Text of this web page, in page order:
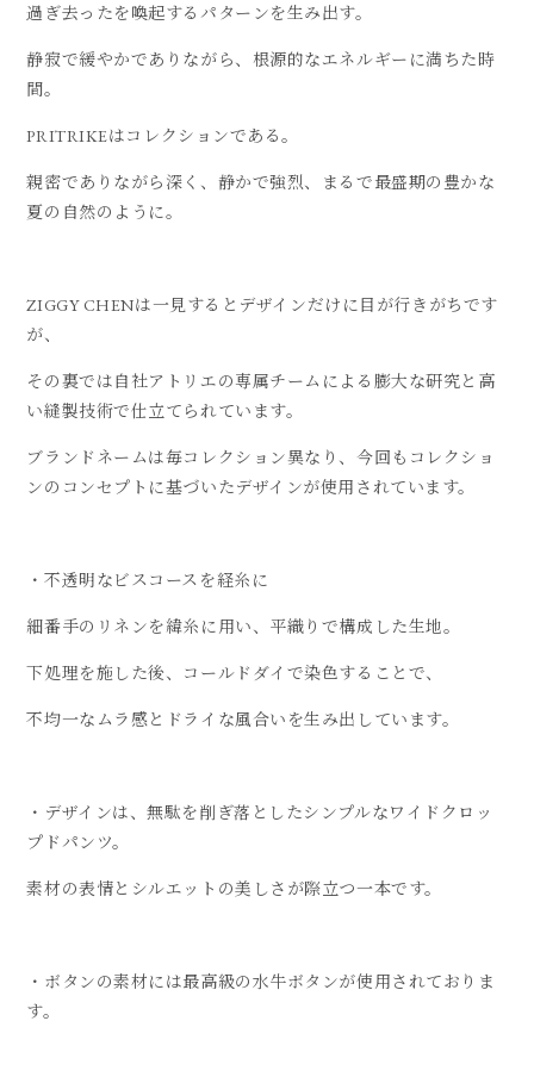
過ぎ去ったを喚起するパターンを生み出す。
静寂で緩やかでありながら、根源的なエネルギーに満ちた時
間。
PRITRIKEはコレクションである。
親密でありながら深く、静かで強烈、まるで最盛期の豊かな
夏の自然のように。
ZIGGY CHENは一見するとデザインだけに目が行きがちです
が、
その裏では自社アトリエの専属チームによる膨大な研究と高
い縫製技術で仕立てられています。
ブランドネームは毎コレクション異なり、今回もコレクショ
ンのコンセプトに基づいたデザインが使用されています。
・不透明なビスコースを経糸に
細番手のリネンを緯糸に用い、平織りで構成した生地。
下処理を施した後、コールドダイで染色することで、
不均一なムラ感とドライな風合いを生み出しています。
・デザインは、無駄を削ぎ落としたシンプルなワイドクロッ
プドパンツ。
素材の表情とシルエットの美しさが際立つ一本です。
・ボタンの素材には最高級の水牛ボタンが使用されておりま
す。